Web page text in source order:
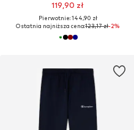
119,90 zł
Pierwotnie: 144,90 zł
Ostatnia najniższa cena:123,17 zł-2%